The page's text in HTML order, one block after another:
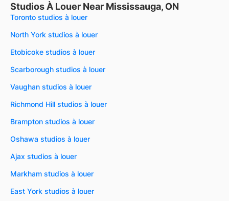
Studios À Louer Near Mississauga, ON
Toronto studios à louer
North York studios à louer
Etobicoke studios à louer
Scarborough studios à louer
Vaughan studios à louer
Richmond Hill studios à louer
Brampton studios à louer
Oshawa studios à louer
Ajax studios à louer
Markham studios à louer
East York studios à louer